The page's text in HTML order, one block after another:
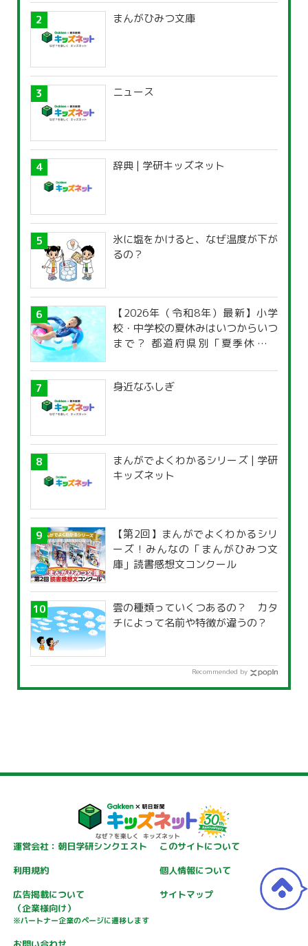
まんがひみつ文庫
ニュース
辞典 | 学研キッズネット
氷に塩をかけると、なぜ温度が下が
るの？
【2026年（令和8年）最新】小学
校・中学校の夏休みはいつからいつ
まで？ 都道府県別「夏季休暇一
身近なふしぎ
まんがでよくわかるシリーズ | 学研
キッズネット
【第2回】まんがでよくわかるシリ
ーズ！みんなの「まんがひみつ文
庫」読書感想文コンクール
雲の種類っていくつあるの？ カタ
チによって名前や特徴が違うの？
Recommended by
運営会社：朝日学研シンクエスト
このサイトについて
利用規約
個人情報について
広告掲載について
（企業様向け）
※パートナー企業のページに遷移します
サイトマップ